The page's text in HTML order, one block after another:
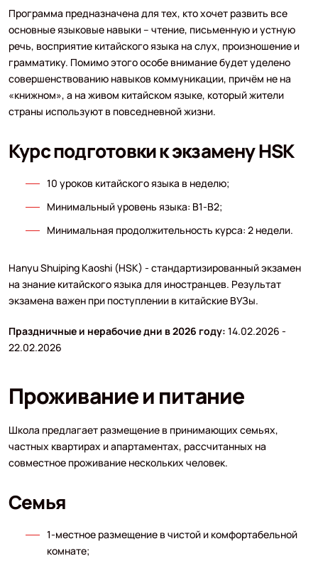
Программа предназначена для тех, кто хочет развить все
основные языковые навыки – чтение, письменную и устную
речь, восприятие китайского языка на слух, произношение и
грамматику. Помимо этого особе внимание будет уделено
совершенствованию навыков коммуникации, причём не на
«книжном», а на живом китайском языке, который жители
страны используют в повседневной жизни.
Курс подготовки к экзамену HSK
10 уроков китайского языка в неделю;
Минимальный уровень языка: B1-B2;
Минимальная продолжительность курса: 2 недели.
Hanyu Shuiping Kaoshi (HSK) - стандартизированный экзамен
на знание китайского языка для иностранцев. Результат
экзамена важен при поступлении в китайские ВУЗы.
Праздничные и нерабочие дни в 2026 году: 14.02.2026 -
22.02.2026
Проживание и питание
Школа предлагает размещение в принимающих семьях,
частных квартирах и апартаментах, рассчитанных на
совместное проживание нескольких человек.
Семья
1-местное размещение в чистой и комфортабельной
комнате;